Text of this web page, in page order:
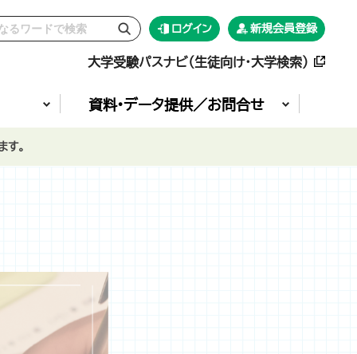
ログイン 新規会員登録
大学受験パスナビ（生徒向け・大学検索）
資料•データ提供／お問合せ
す。